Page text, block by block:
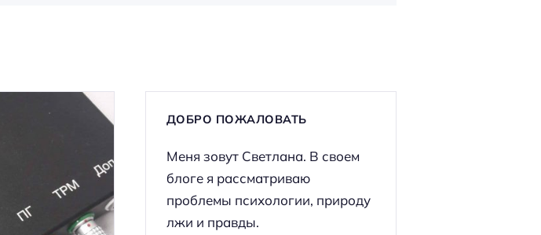
ДОБРО ПОЖАЛОВАТЬ
Меня зовут Светлана. В своем
блоге я рассматриваю
проблемы психологии, природу
лжи и правды.